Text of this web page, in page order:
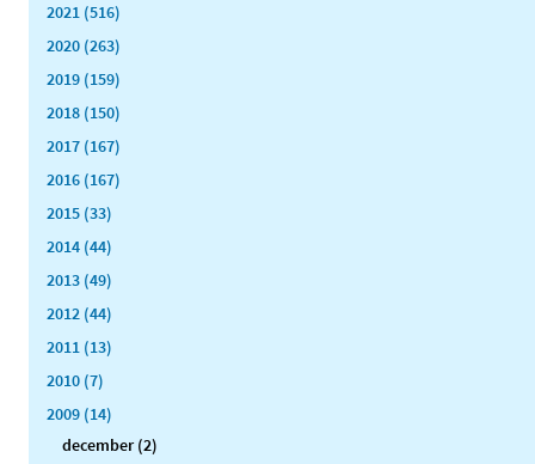
2021 (516)
2020 (263)
2019 (159)
2018 (150)
2017 (167)
2016 (167)
2015 (33)
2014 (44)
2013 (49)
2012 (44)
2011 (13)
2010 (7)
2009 (14)
december (2)